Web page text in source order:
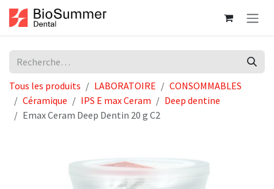
Se rendre au contenu
Tous les produits LABORATOIRE
CONSOMMABLES
Céramique
IPS E max Ceram
Deep dentine
Emax Ceram Deep Dentin 20 g C2